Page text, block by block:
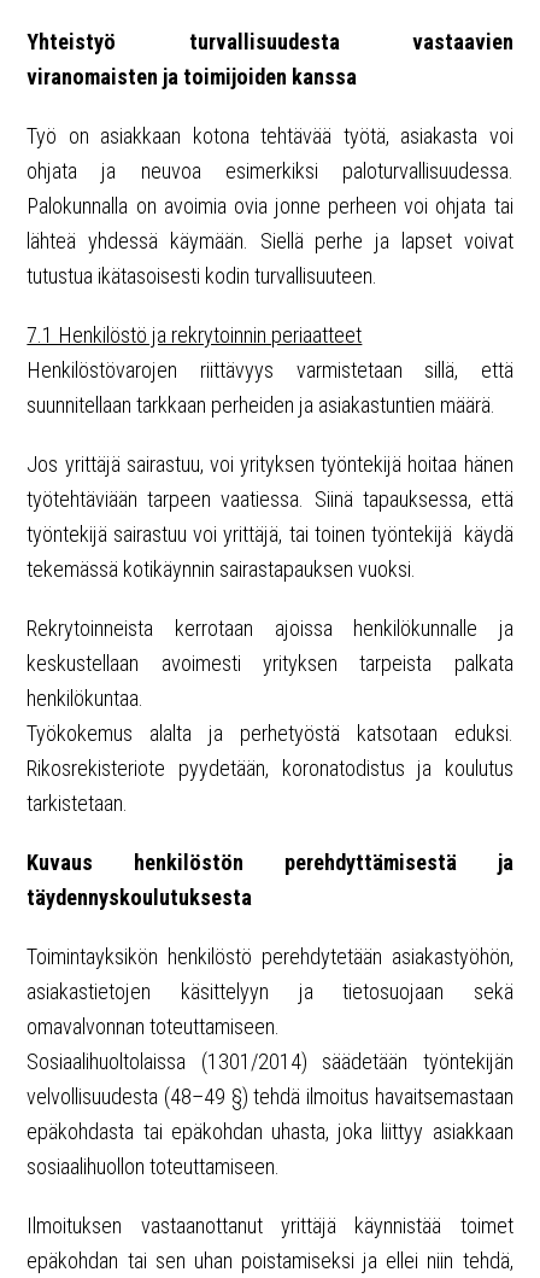
Yhteistyö turvallisuudesta vastaavien
viranomaisten ja toimijoiden kanssa
Työ on asiakkaan kotona tehtävää työtä, asiakasta voi
ohjata ja neuvoa esimerkiksi paloturvallisuudessa.
Palokunnalla on avoimia ovia jonne perheen voi ohjata tai
lähteä yhdessä käymään. Siellä perhe ja lapset voivat
tutustua ikätasoisesti kodin turvallisuuteen.
7.1 Henkilöstö ja rekrytoinnin periaatteet
Henkilöstövarojen riittävyys varmistetaan sillä, että
suunnitellaan tarkkaan perheiden ja asiakastuntien määrä.
Jos yrittäjä sairastuu, voi yrityksen työntekijä hoitaa hänen
työtehtäviään tarpeen vaatiessa. Siinä tapauksessa, että
työntekijä sairastuu voi yrittäjä, tai toinen työntekijä käydä
tekemässä kotikäynnin sairastapauksen vuoksi.
Rekrytoinneista kerrotaan ajoissa henkilökunnalle ja
keskustellaan avoimesti yrityksen tarpeista palkata
henkilökuntaa.
Työkokemus alalta ja perhetyöstä katsotaan eduksi.
Rikosrekisteriote pyydetään, koronatodistus ja koulutus
tarkistetaan.
Kuvaus henkilöstön perehdyttämisestä ja
täydennyskoulutuksesta
Toimintayksikön henkilöstö perehdytetään asiakastyöhön,
asiakastietojen käsittelyyn ja tietosuojaan sekä
omavalvonnan toteuttamiseen.
Sosiaalihuoltolaissa (1301/2014) säädetään työntekijän
velvollisuudesta (48–49 §) tehdä ilmoitus havaitsemastaan
epäkohdasta tai epäkohdan uhasta, joka liittyy asiakkaan
sosiaalihuollon toteuttamiseen.
Ilmoituksen vastaanottanut yrittäjä käynnistää toimet
epäkohdan tai sen uhan poistamiseksi ja ellei niin tehdä,